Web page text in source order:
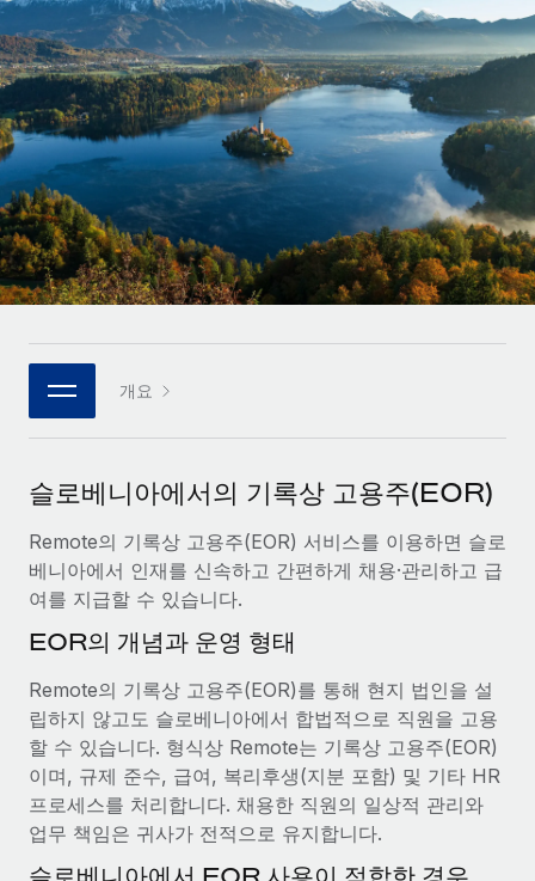
복잡한 고용 업무를 아웃소싱
인프라
Remote 통합
HR을 워크플로에 매끄럽게 통합
플랫폼
팀을 위한 통합된 핵심 HR 기능
연결 새로운
통합
핵심 비즈니스 도구로 프로세스를 간소화
전문가 상담
글로벌 인사 및 규정 준수 업무 처리에 전문가 지원 제공
신원 조사
Compliance Watchtower
규정 준수 관련 위험에 선제적으로 대응
기기 관리
전 세계 IT 장비 제공 및 추적 관리
법인 설립
법인 설립을 빠르고 준법적으로 지원
스타트업
성장하는 기업을 위한 민첩한 글로벌 HR 및 급여 솔루션
중견기업
맞춤형 HR 솔루션으로 팀 확장
엔터프라이즈
대기업을 위한 글로벌 HR
REMOTE 파트너 되기
플랫폼에 글로벌 HR을 유연하게 통합
Remote와의 파트너십 기회 탐색
Remote Build 곧 제공 예정
사례 연구
AI 분야의 선구자인 Weaviate가 Remote와 협력하여
Weaviate 한눈에 보기 Weaviate는 오픈 소스, AI 우선 인프라를
구축합니다. 이 회사의 미션은 전 세계 개발자 및 운영자
(DevOps/MLOps)에게 AI 네이티브...
자세히 알아보기
REMOTE와 함께 배우기
리서치 및 가이드
사례 연구
HR 용어집
체크리스트 및 템플릿
직무 설명 라이브러리
이벤트
급여 및 인재 인사이트
지원받기
글로벌 급여
EOR 및 PEO
계약자 관리
Français
Deutsch
Español
Italiano
Português (Portugal)
한국어
개요
슬로베니아에서의 기록상 고용주(EOR)
Remote의 기록상 고용주(EOR) 서비스를 이용하면 슬로
베니아에서 인재를 신속하고 간편하게 채용·관리하고 급
여를 지급할 수 있습니다.
EOR의 개념과 운영 형태
Remote의 기록상 고용주(EOR)를 통해 현지 법인을 설
립하지 않고도 슬로베니아에서 합법적으로 직원을 고용
할 수 있습니다. 형식상 Remote는 기록상 고용주(EOR)
이며, 규제 준수, 급여, 복리후생(지분 포함) 및 기타 HR
프로세스를 처리합니다. 채용한 직원의 일상적 관리와
업무 책임은 귀사가 전적으로 유지합니다.